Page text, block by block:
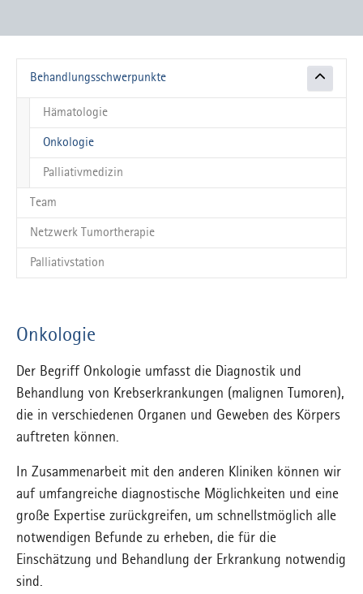
Behandlungsschwerpunkte
Hämatologie
Onkologie(current)
Palliativmedizin
Team
Netzwerk Tumortherapie
Palliativstation
Onkologie
Der Begriff Onkologie umfasst die Diagnostik und
Behandlung von Krebserkrankungen (malignen Tumoren),
die in verschiedenen Organen und Geweben des Körpers
auftreten können.
In Zusammenarbeit mit den anderen Kliniken können wir
auf umfangreiche diagnostische Möglichkeiten und eine
große Expertise zurückgreifen, um schnellstmöglich alle
notwendigen Befunde zu erheben, die für die
Einschätzung und Behandlung der Erkrankung notwendig
sind.